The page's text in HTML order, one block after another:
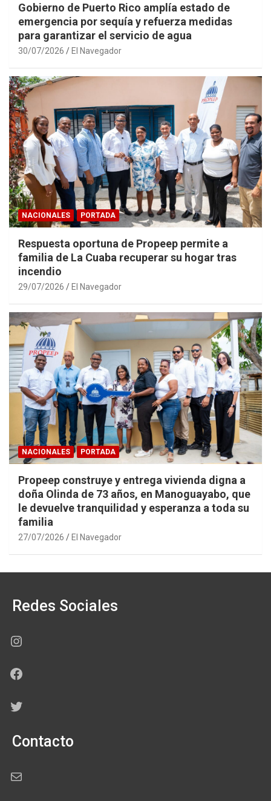
Gobierno de Puerto Rico amplía estado de
emergencia por sequía y refuerza medidas
para garantizar el servicio de agua
30/07/2026 El Navegador
NACIONALES PORTADA
Respuesta oportuna de Propeep permite a
familia de La Cuaba recuperar su hogar tras
incendio
29/07/2026 El Navegador
NACIONALES PORTADA
Propeep construye y entrega vivienda digna a
doña Olinda de 73 años, en Manoguayabo, que
le devuelve tranquilidad y esperanza a toda su
familia
27/07/2026 El Navegador
Redes Sociales
Instagram
Facebook
Twitter
Contacto
Correo electrónico